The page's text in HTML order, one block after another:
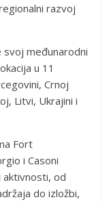
razvoj
međunarodni
u 11
Crnoj
Litvi, Ukrajini i
Fort
i Casoni
aktivnosti, od
do izložbi,